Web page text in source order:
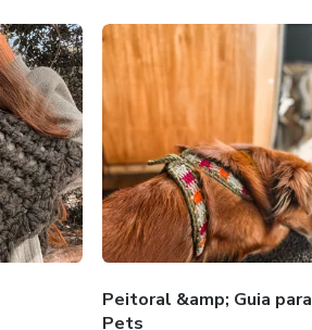
Peitoral &amp; Guia para
Pets